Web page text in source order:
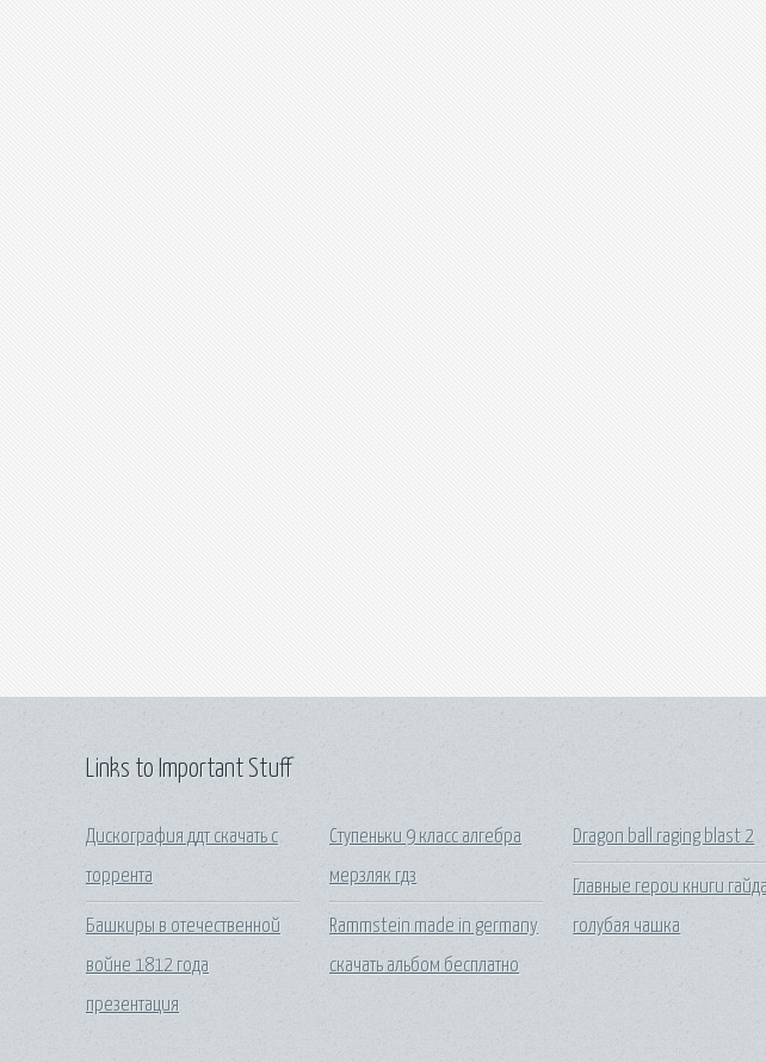
Links to Important Stuff
Дискография ддт скачать с
торрента
Башкиры в отечественной
войне 1812 года
презентация
Ступеньки 9 класс алгебра
мерзляк гдз
Rammstein made in germany
скачать альбом бесплатно
Dragon ball raging blast 2
Главные герои книги
голубая чашка